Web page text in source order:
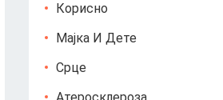
Корисно
Мајка И Дете
Срце